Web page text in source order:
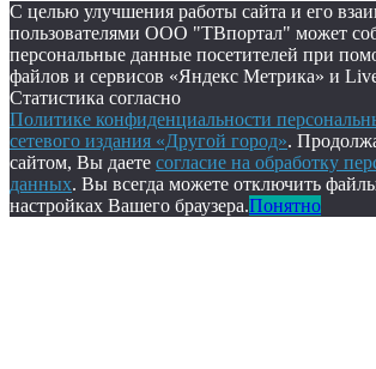
С целью улучшения работы сайта и его
пользователями ООО "ТВпортал" может
персональные данные посетителей при
файлов и сервисов «Яндекс Метрика» и
Статистика согласно
Политике конфиденциальности
сетевого издания «Другой город».
сайтом, Вы даете согласие на обработку
данных. Вы всегда можете отключить
настройках Вашего браузера.Понятно